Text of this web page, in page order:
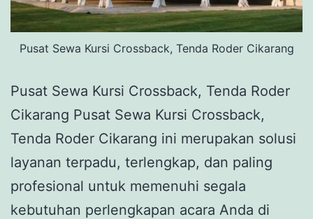
Pusat Sewa Kursi Crossback, Tenda Roder Cikarang
Pusat Sewa Kursi Crossback, Tenda Roder
Cikarang Pusat Sewa Kursi Crossback,
Tenda Roder Cikarang ini merupakan solusi
layanan terpadu, terlengkap, dan paling
profesional untuk memenuhi segala
kebutuhan perlengkapan acara Anda di